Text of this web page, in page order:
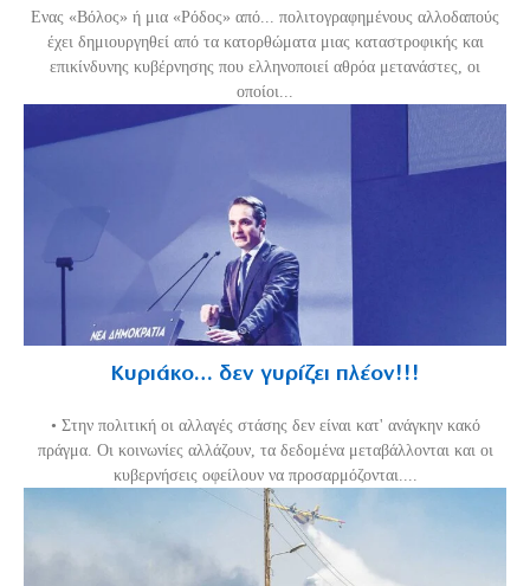
Ενας «Βόλος» ή μια «Ρόδος» από... πολιτογραφημένους αλλοδαπούς
έχει δημιουργηθεί από τα κατορθώματα μιας καταστροφικής και
επικίνδυνης κυβέρνησης που ελληνοποιεί αθρόα μετανάστες, οι
οποίοι...
Κυριάκο… δεν γυρίζει πλέον!!!
• Στην πολιτική οι αλλαγές στάσης δεν είναι κατ' ανάγκην κακό
πράγμα. Οι κοινωνίες αλλάζουν, τα δεδομένα μεταβάλλονται και οι
κυβερνήσεις οφείλουν να προσαρμόζονται....